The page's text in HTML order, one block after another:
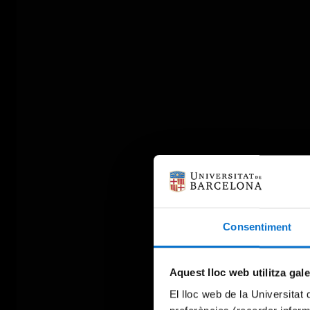
Consentiment
Aquest lloc web utilitza
El lloc web de la Universitat